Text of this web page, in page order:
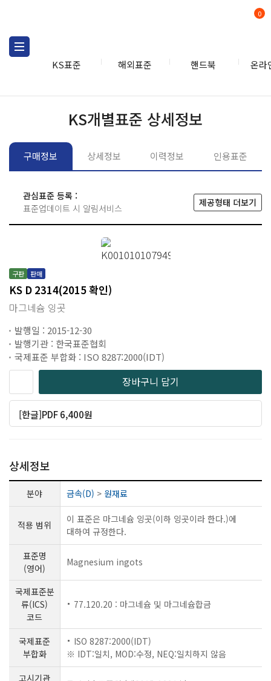
KS표준 해외표준 핸드북 온라
0
KS개별표준 상세정보
구매정보 상세정보 이력정보 인용표준
관심표준 등록 :
표준업데이트 시 알림서비스
제공형태 더보기
구판 판매
KS D 2314(2015 확인)
마그네슘 잉곳
발행일 : 2015-12-30
발행기관 : 한국표준협회
국제표준 부합화 : ISO 8287:2000(IDT)
장바구니 담기
[한글]PDF 6,400원
상세정보
분야 금속(D) > 원재료
적용 범위
이 표준은 마그네슘 잉곳(이하 잉곳이라 한다.)에
대하여 규정한다.
표준명
(영어)
Magnesium ingots
국제표준분
류(ICS)
코드
77.120.20 : 마그네슘 및 마그네슘합금
국제표준
부합화
ISO 8287:2000(IDT)
※ IDT:일치, MOD:수정, NEQ:일치하지 않음
고시기관